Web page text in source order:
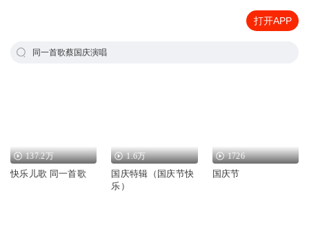
打开APP
同一首歌蔡国庆演唱
137.2万
快乐儿歌 同一首歌
1.6万
国庆特辑（国庆节快
乐）
1726
国庆节